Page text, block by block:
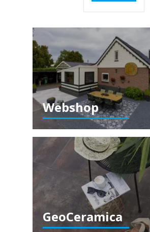
Webshop
GeoCeramica